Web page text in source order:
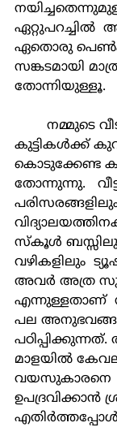
ഏറ്റുപറച്ചില്‍
ഏതൊരു
സങ്കടമായി
തോന്നിയുള്ളൂ.
കുട്ടികള്‍ക്ക്
കൊടുക്കേണ്ട
തോന്നുന്നു.
സ്കൂള്‍
വഴികളിലും
അവര്‍ അത്ര
എന്നുള്ളതാണ്
പല
മാളയില്‍
വയസുകാരനെ
ഉപദ്രവിക്കാന്‍